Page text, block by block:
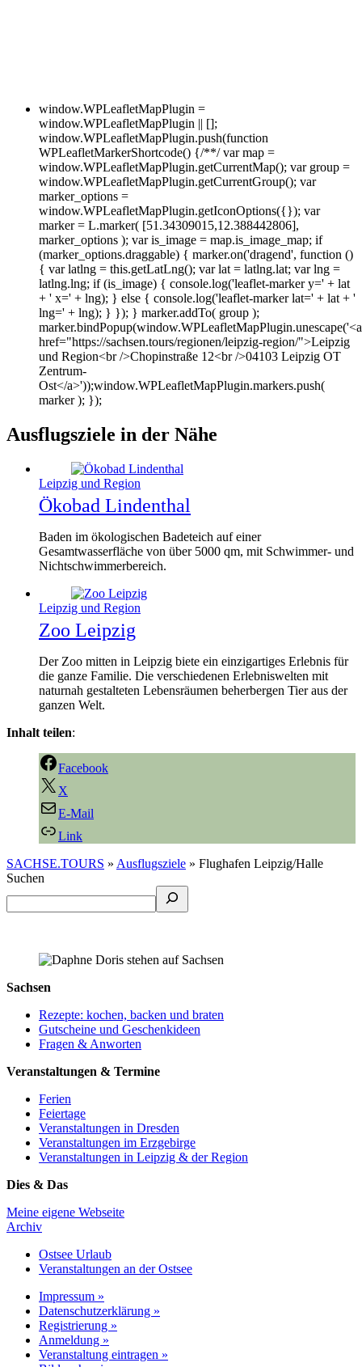
window.WPLeafletMapPlugin =
window.WPLeafletMapPlugin || [];
window.WPLeafletMapPlugin.push(function
WPLeafletMarkerShortcode() {/**/ var map =
window.WPLeafletMapPlugin.getCurrentMap(); var group =
window.WPLeafletMapPlugin.getCurrentGroup(); var
marker_options =
window.WPLeafletMapPlugin.getIconOptions({}); var
marker = L.marker( [51.34309015,12.388442806],
marker_options ); var is_image = map.is_image_map; if
(marker_options.draggable) { marker.on('dragend', function ()
{ var latlng = this.getLatLng(); var lat = latlng.lat; var lng =
latlng.lng; if (is_image) { console.log('leaflet-marker y=' + lat
+ ' x=' + lng); } else { console.log('leaflet-marker lat=' + lat + '
lng=' + lng); } }); } marker.addTo( group );
marker.bindPopup(window.WPLeafletMapPlugin.unescape('<a
href="https://sachsen.tours/regionen/leipzig-region/">Leipzig
und Region<br />Chopinstraße 12<br />04103 Leipzig OT
Zentrum-
Ost</a>'));window.WPLeafletMapPlugin.markers.push(
marker ); });
Ausflugsziele in der Nähe
Leipzig und Region
Ökobad Lindenthal
Baden im ökologischen Badeteich auf einer
Gesamtwasserfläche von über 5000 qm, mit Schwimmer- und
Nichtschwimmerbereich.
Leipzig und Region
Zoo Leipzig
Der Zoo mitten in Leipzig biete ein einzigartiges Erlebnis für
die ganze Familie. Die verschiedenen Erlebniswelten mit
naturnah gestalteten Lebensräumen beherbergen Tier aus der
ganzen Welt.
Inhalt teilen:
Facebook
X
E-Mail
Link
SACHSE.TOURS » Ausflugsziele » Flughafen Leipzig/Halle
Suchen
Sachsen
Rezepte: kochen, backen und braten
Gutscheine und Geschenkideen
Fragen & Anworten
Veranstaltungen & Termine
Ferien
Feiertage
Veranstaltungen in Dresden
Veranstaltungen im Erzgebirge
Veranstaltungen in Leipzig & der Region
Dies & Das
Meine eigene Webseite
Archiv
Ostsee Urlaub
Veranstaltungen an der Ostsee
Impressum »
Datenschutzerklärung »
Registrierung »
Anmeldung »
Veranstaltung eintragen »